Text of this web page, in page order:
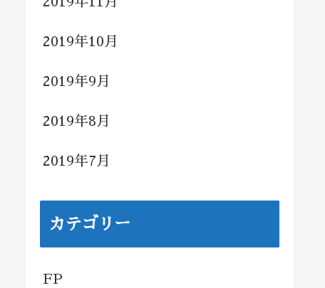
2019年10月
2019年9月
2019年8月
2019年7月
カテゴリー
FP